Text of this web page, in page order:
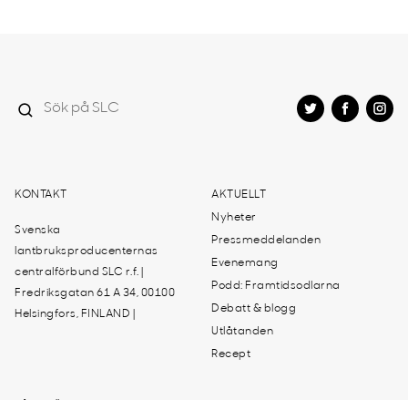
KONTAKT
Svenska
lantbruksproducenternas
centralförbund SLC r.f. |
Fredriksgatan 61 A 34, 00100
Helsingfors, FINLAND |
AKTUELLT
Nyheter
Pressmeddelanden
Evenemang
Podd: Framtidsodlarna
Debatt & blogg
Utlåtanden
Recept